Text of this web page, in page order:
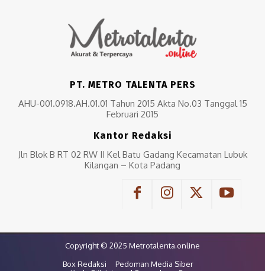
PT. METRO TALENTA PERS
AHU-001.0918.AH.01.01 Tahun 2015 Akta No.03 Tanggal 15
Februari 2015
Kantor Redaksi
Jln Blok B RT 02 RW II Kel Batu Gadang Kecamatan Lubuk
Kilangan – Kota Padang
Copyright © 2025 Metrotalenta.online
Box Redaksi
Pedoman Media Siber